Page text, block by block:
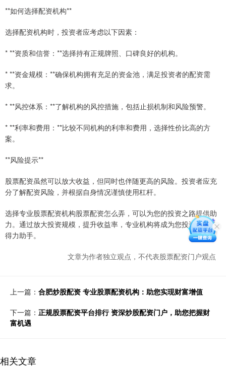
**如何选择配资机构**
选择配资机构时，投资者应考虑以下因素：
* **资质和信誉：**选择持有正规牌照、口碑良好的机构。
* **资金规模：**确保机构拥有充足的资金池，满足投资者的配资需
求。
* **风控体系：**了解机构的风控措施，包括止损机制和风险预警。
* **利率和费用：**比较不同机构的利率和费用，选择性价比高的方
案。
**风险提示**
股票配资虽然可以放大收益，但同时也伴随更高的风险。投资者应充
分了解配资风险，并根据自身情况谨慎使用杠杆。
选择专业股票配资机构股票配资怎么弄，可以为您的投资之路提供助
力。通过放大投资规模，提升收益率，专业机构将成为您投资路上的
得力助手。
文章为作者独立观点，不代表股票配资门户观点
上一篇： 合肥炒股配资 专业股票配资机构：助您实现财富增值
下一篇： 正规股票配资平台排行 资深炒股配资门户，助您把握财
富机遇
相关文章